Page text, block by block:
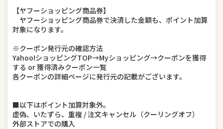
【ヤフーショッピング商品券】
ヤフーショッピング商品券で決済した金額も、ポイント加算
対象になります。
※クーポン発行元の確認方法
Yahoo!ショッピングTOP→Myショッピング→クーポンを獲得
する or 獲得済みクーポン一覧
各クーポンの詳細ページに発行元の記載がございます。
■以下はポイント加算対象外。
虚偽、いたずら、重複 / 注文キャンセル（クーリングオフ）
外部ストアでの購入